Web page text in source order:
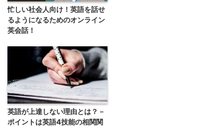
忙しい社会人向け！英語を話せ
るようになるためのオンライン
英会話！
英語が上達しない理由とは？－
ポイントは英語4技能の相関関